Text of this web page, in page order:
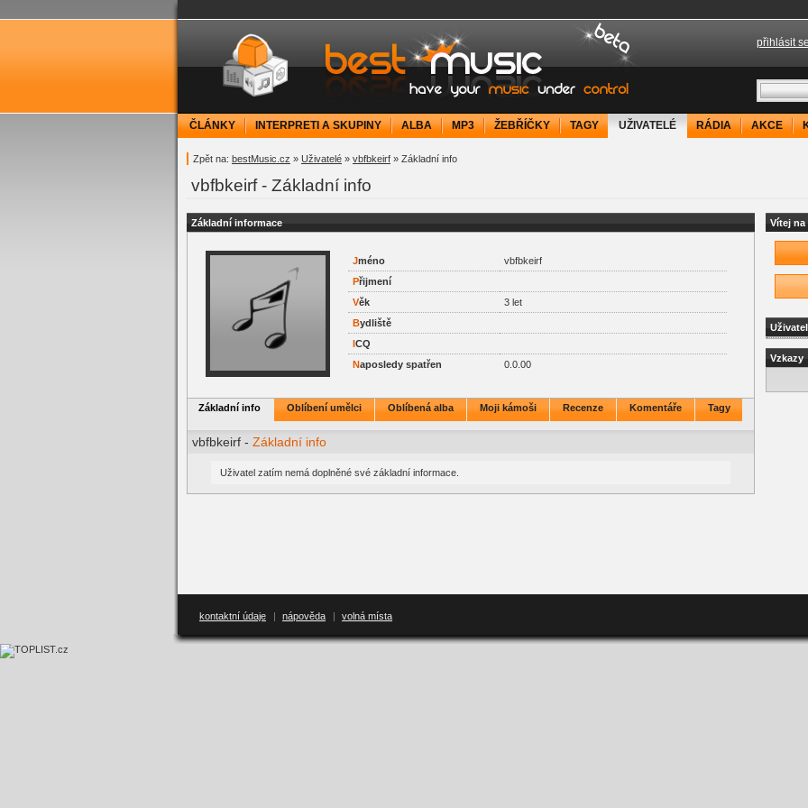
bestMusic.cz - Have your music under control
přihlásit se
ČLÁNKY INTERPRETI A SKUPINY ALBA MP3 ŽEBŘÍČKY TAGY UŽIVATELÉ RÁDIA AKCE
Zpět na: bestMusic.cz » Uživatelé » vbfbkeirf » Základní info
vbfbkeirf - Základní info
Základní informace
Jméno
vbfbkeirf
Přijmení
Věk
3 let
Bydliště
ICQ
Naposledy spatřen 0.0.00
Základní info Oblíbení umělci Oblíbená alba Moji kámoši Recenze Komentáře Tagy
vbfbkeirf - Základní info
Uživatel zatím nemá doplněné své základní informace.
Vítej
Vzkazy
kontaktní údaje | nápověda | volná místa